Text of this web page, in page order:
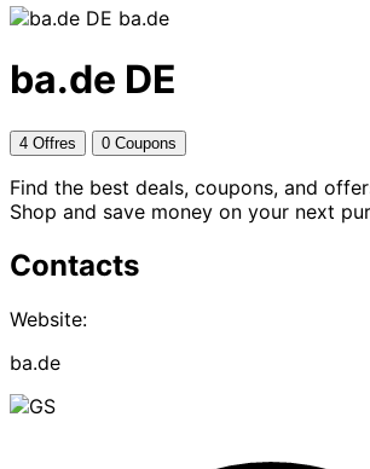
ba.de
ba.de DE
4 Offres 0 Coupons
Find the best deals, coupons, and
Shop and save money on your next
Contacts
Website:
ba.de